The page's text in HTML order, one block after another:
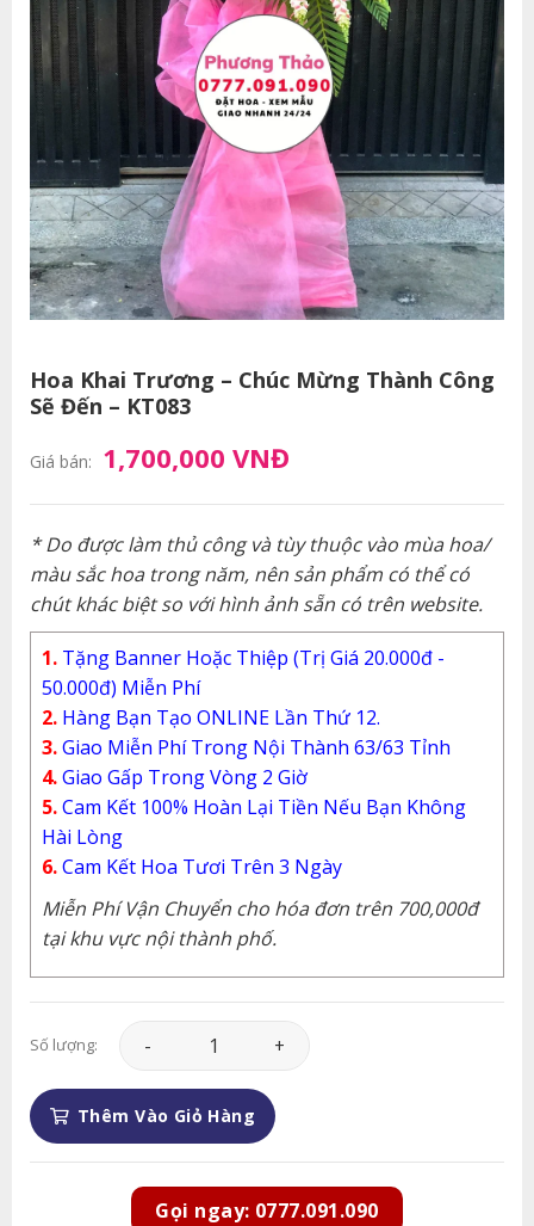
Hoa Khai Trương – Chúc Mừng Thành Công
Sẽ Đến – KT083
Giá bán: 1,700,000 VNĐ
* Do được làm thủ công và tùy thuộc vào mùa hoa/
màu sắc hoa trong năm, nên sản phẩm có thể có
chút khác biệt so với hình ảnh sẵn có trên website.
1. Tặng Banner Hoặc Thiệp (Trị Giá 20.000đ -
50.000đ) Miễn Phí
2. Hàng Bạn Tạo ONLINE Lần Thứ 12.
3.Giao Miễn Phí Trong Nội Thành 63/63 Tỉnh
4.Giao Gấp Trong Vòng 2 Giờ
5.Cam Kết 100% Hoàn Lại Tiền Nếu Bạn Không
Hài Lòng
6.Cam Kết Hoa Tươi Trên 3 Ngày
Miễn Phí Vận Chuyển cho hóa đơn trên 700,000đ
tại khu vực nội thành phố.
Số lượng: Hoa Khai Trương - Chúc Mừng Thành Công Sẽ
Thêm Vào Giỏ Hàng
Gọi ngay: 0777.091.090